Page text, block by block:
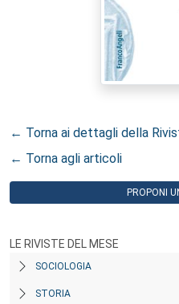
← Torna ai dettagli della
← Torna agli articoli
PROPONI
LE RIVISTE DEL MESE
SOCIOLOGIA
STORIA